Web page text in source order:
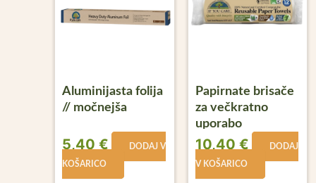
Aluminijasta folija
// močnejša
5,40€ DODAJ V
KOŠARICO
Papirnate brisače
za večkratno
uporabo
10,40 € DODAJ
V KOŠARICO